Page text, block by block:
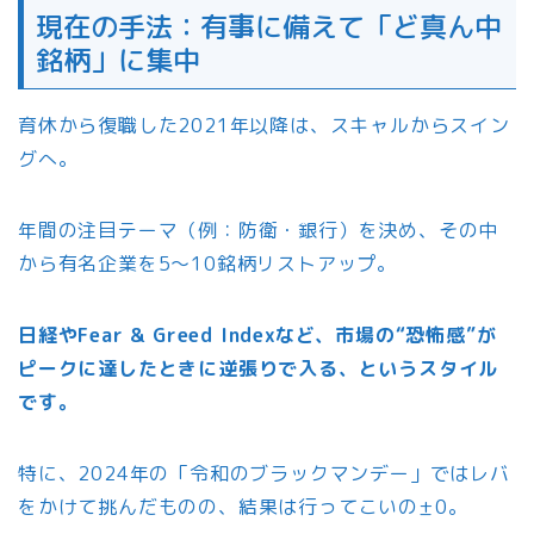
現在の手法：有事に備えて「ど真ん中
銘柄」に集中
育休から復職した2021年以降は、スキャルからスイン
グへ。
年間の注目テーマ（例：防衛・銀行）を決め、その中
から有名企業を5〜10銘柄リストアップ。
日経やFear & Greed Indexなど、市場の“恐怖感”が
ピークに達したときに逆張りで入る、というスタイル
です。
特に、2024年の「令和のブラックマンデー」ではレバ
をかけて挑んだものの、結果は行ってこいの±0。